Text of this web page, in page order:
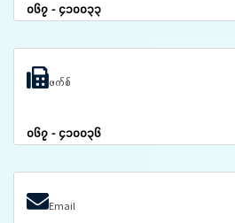
၀၆၇ - ၄၁၀၀၃၃
ဖက်စ်
၀၆၇ - ၄၁၀၀၃၆
Email